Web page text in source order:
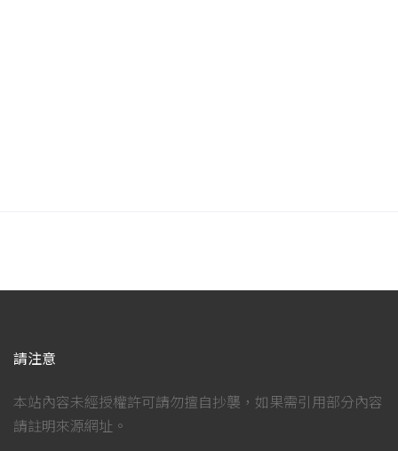
請注意
本站內容未經授權許可請勿擅自抄襲，如果需引用部分內容
請註明來源網址。